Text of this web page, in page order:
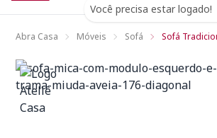
Você precisa estar logado!
Abra Casa Móveis Sofá Sofá